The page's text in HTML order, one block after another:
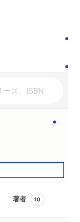
著者 10